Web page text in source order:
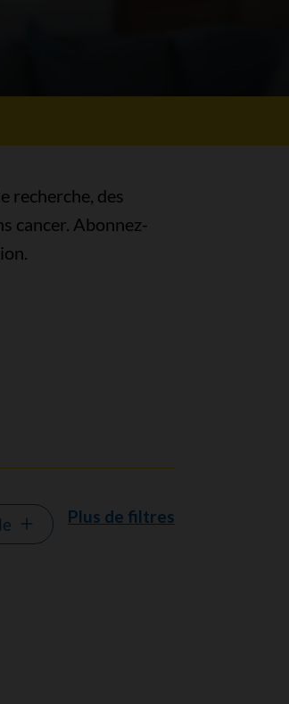
recherche, des
cancer. Abonnez-
Plus de filtres